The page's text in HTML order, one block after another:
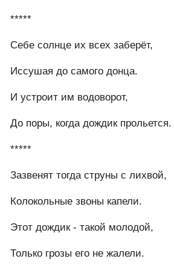
*****
Себе солнце их всех заберёт,
Иссушая до самого донца.
И устроит им водоворот,
До поры, когда дождик прольется.
*****
Зазвенят тогда струны с лихвой,
Колокольные звоны капели.
Этот дождик - такой молодой,
Только грозы его не жалели.